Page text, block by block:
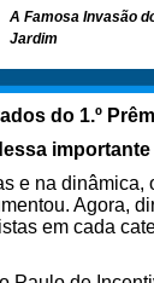
A Famosa Invasão
Jardim
do 1.º
e na
Agora,
em cada